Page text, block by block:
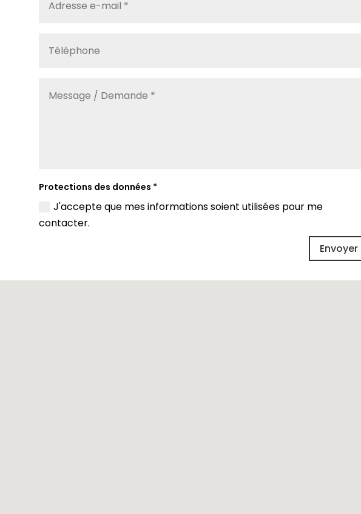
Protections des données *
J'accepte que mes informations soient utilisées pour me
contacter.
Envoyer